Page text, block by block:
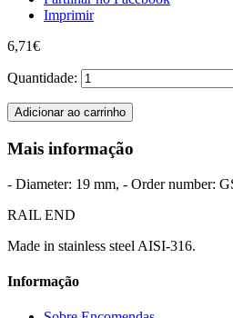
Imprimir
6,71€
Quantidade:
Adicionar ao carrinho
Mais informação
- Diameter: 19 mm, - Order number:
RAIL END
Made in stainless steel AISI-316.
Informação